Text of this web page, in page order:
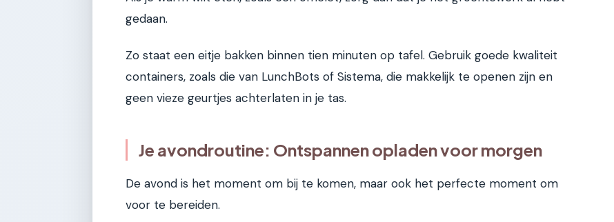
gedaan.
Zo staat een eitje bakken binnen tien minuten op tafel. Gebruik goede kwaliteit
containers, zoals die van LunchBots of Sistema, die makkelijk te openen zijn en
geen vieze geurtjes achterlaten in je tas.
Je avondroutine: Ontspannen opladen voor morgen
De avond is het moment om bij te komen, maar ook het perfecte moment om
voor te bereiden.